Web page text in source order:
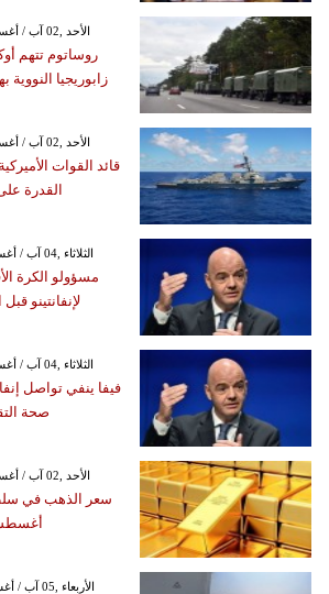
GMT 13:38 2026 الأحد ,02 آب / أغسطس
روساتوم تتهم
زابوريجيا
GMT 11:37 2026 الأحد ,02 آب / أغسطس
قائد القوات
القدرة
GMT 16:49 2026 الثلاثاء ,04 آب / أغسطس
مسؤولو الكرة
لإنفانتينو
GMT 11:15 2026 الثلاثاء ,04 آب / أغسطس
فيفا ينفي تواصل
صحة
GMT 09:59 2026 الأحد ,02 آب / أغسطس
أغسطس/
GMT 21:57 2026 الأربعاء ,05 آب / أغسطس